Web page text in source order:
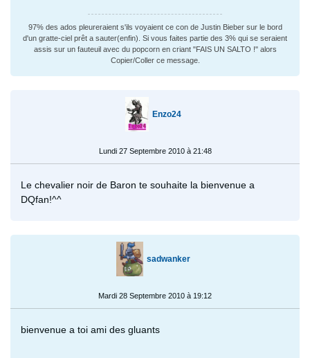
97% des ados pleureraient s'ils voyaient ce con de Justin Bieber sur le bord
d'un gratte-ciel prêt a sauter(enfin). Si vous faites partie des 3% qui se seraient
assis sur un fauteuil avec du popcorn en criant "FAIS UN SALTO !" alors
Copier/Coller ce message.
Enzo24
Lundi 27 Septembre 2010 à 21:48
Le chevalier noir de Baron te souhaite la bienvenue a
DQfan!^^
sadwanker
Mardi 28 Septembre 2010 à 19:12
bienvenue a toi ami des gluants